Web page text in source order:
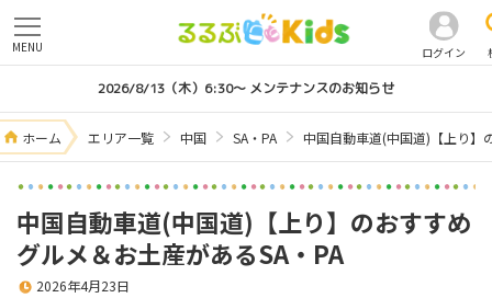
ログイン
MENU
2026/8/13（木）6:30～ メンテナンスのお知らせ
ホーム エリア一覧 中国 SA・PA 中国自動車道(中国道)【上り】
中国自動車道(中国道)【上り】のおすすめ
グルメ＆お土産があるSA・PA
2026年4月23日